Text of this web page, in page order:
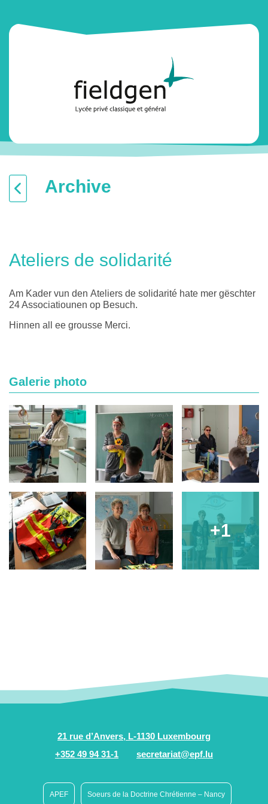
Archive
Ateliers de solidarité
Am Kader vun den Ateliers de solidarité hate mer gëschter
24 Associatiounen op Besuch.
Hinnen all ee grousse Merci.
Galerie photo
+1
21 rue d’Anvers, L-1130 Luxembourg
+352 49 94 31-1
secretariat@epf.lu
APEF Soeurs de la Doctrine Chrétienne – Nancy